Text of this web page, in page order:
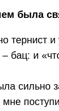
была
тернист и
бац: и
сильно